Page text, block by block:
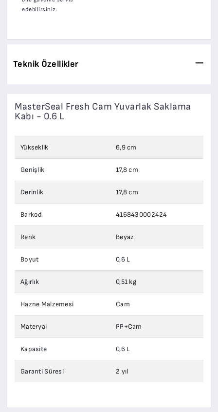
edebilirsiniz.
Teknik Özellikler
MasterSeal Fresh Cam Yuvarlak Saklama
Kabı - 0.6 L
Yükseklik 6,9 cm
Genişlik 17,8 cm
Derinlik 17,8 cm
Barkod 4168430002424
Renk Beyaz
Boyut 0,6 L
Ağırlık 0,51 kg
Hazne Malzemesi Cam
Materyal PP+Cam
Kapasite 0,6 L
Garanti Süresi 2 yıl